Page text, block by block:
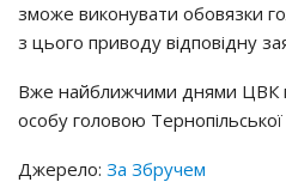
зможе виконувати обовязки
з цього приводу відповідну
Вже найближчими днями ЦВК
особу головою
Джерело: За Збручем